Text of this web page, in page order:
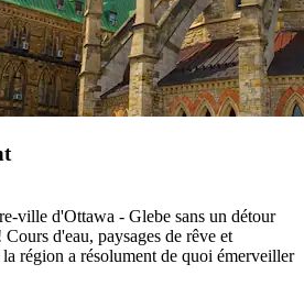
ville d'Ottawa - Glebe sans un détour
d'eau, paysages de rêve et
région a résolument de quoi émerveiller